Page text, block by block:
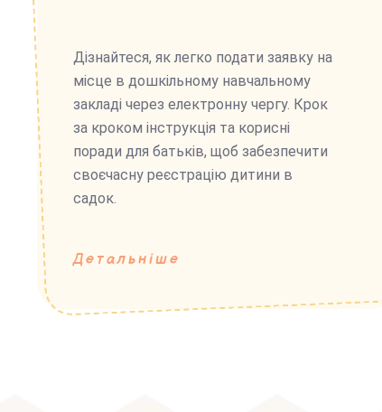
Дізнайтеся, як легко подати заявку на
місце в дошкільному навчальному
закладі через електронну чергу. Крок
за кроком інструкція та корисні
поради для батьків, щоб забезпечити
своєчасну реєстрацію дитини в
садок.
Детальніше